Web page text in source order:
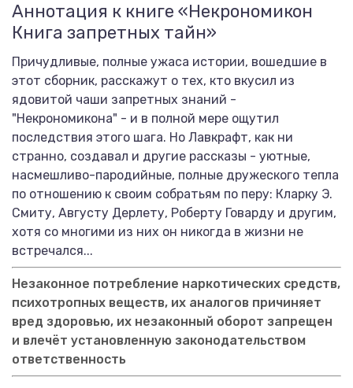
Аннотация к книге «Некрономикон
Книга запретных тайн»
Причудливые, полные ужаса истории, вошедшие в
этот сборник, расскажут о тех, кто вкусил из
ядовитой чаши запретных знаний -
"Некрономикона" - и в полной мере ощутил
последствия этого шага. Но Лавкрафт, как ни
странно, создавал и другие рассказы - уютные,
насмешливо-пародийные, полные дружеского тепла
по отношению к своим собратьям по перу: Кларку Э.
Смиту, Августу Дерлету, Роберту Говарду и другим,
хотя со многими из них он никогда в жизни не
встречался...
Незаконное потребление наркотических средств,
психотропных веществ, их аналогов причиняет
вред здоровью, их незаконный оборот запрещен
и влечёт установленную законодательством
ответственность